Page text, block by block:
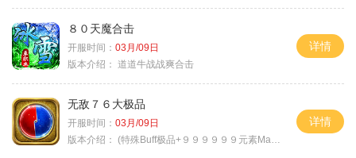
８０天魔合击
开服时间： 03月/09日
版本介绍： 道道牛战战爽合击
详情
无敌７６大极品
开服时间： 03月/09日
版本介绍： (特殊Buff极品+９９９９９９元素Max）
详情